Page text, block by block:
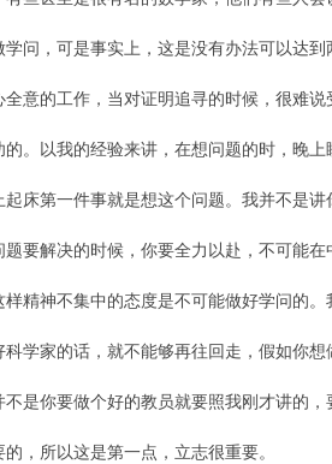
学问，可是事实上，这是没有办法可以达
全意的工作，当对证明追寻的时候，很难
的。以我的经验来讲，在想问题的时，晚
起床第一件事就是想这个问题。我并不是
题要解决的时候，你要全力以赴，不可能
样精神不集中的态度是不可能做好学问的
科学家的话，就不能够再往回走，假如你
不是你要做个好的教员就要照我刚才讲的
，所以这是第一点，立志很重要。